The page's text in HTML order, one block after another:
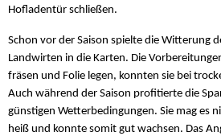
Hofladentür schließen.
Schon vor der Saison spielte die Witterung
Landwirten in die Karten. Die
fräsen und Folie legen, konnten sie bei
Auch während der Saison profitierte die
günstigen Wetterbedingungen. Sie mag es
heiß und konnte somit gut wachsen. Das